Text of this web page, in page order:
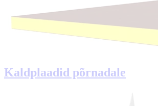
Kaldplaadid põrnadale